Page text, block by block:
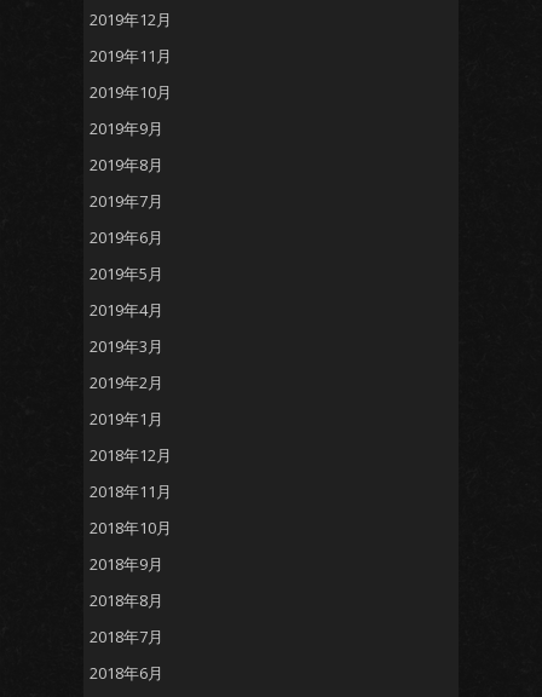
2019年12月
2019年11月
2019年10月
2019年9月
2019年8月
2019年7月
2019年6月
2019年5月
2019年4月
2019年3月
2019年2月
2019年1月
2018年12月
2018年11月
2018年10月
2018年9月
2018年8月
2018年7月
2018年6月